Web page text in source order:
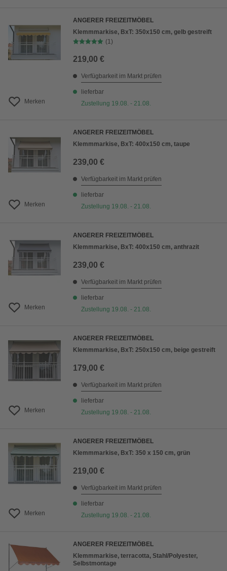
Merken
ANGERER FREIZEITMÖBEL
Klemmmarkise, BxT: 350x150 cm, gelb gestreift
(1)
219,00 €
Verfügbarkeit im Markt prüfen
lieferbar
Zustellung 19.08. - 21.08.
Merken
ANGERER FREIZEITMÖBEL
Klemmmarkise, BxT: 400x150 cm, taupe
239,00 €
Verfügbarkeit im Markt prüfen
lieferbar
Zustellung 19.08. - 21.08.
Merken
ANGERER FREIZEITMÖBEL
Klemmmarkise, BxT: 400x150 cm, anthrazit
239,00 €
Verfügbarkeit im Markt prüfen
lieferbar
Zustellung 19.08. - 21.08.
Merken
ANGERER FREIZEITMÖBEL
Klemmmarkise, BxT: 250x150 cm, beige gestreift
179,00 €
Verfügbarkeit im Markt prüfen
lieferbar
Zustellung 19.08. - 21.08.
Merken
ANGERER FREIZEITMÖBEL
Klemmmarkise, BxT: 350 x 150 cm, grün
219,00 €
Verfügbarkeit im Markt prüfen
lieferbar
Zustellung 19.08. - 21.08.
ANGERER FREIZEITMÖBEL
Klemmmarkise, terracotta, Stahl/Polyester,
Selbstmontage